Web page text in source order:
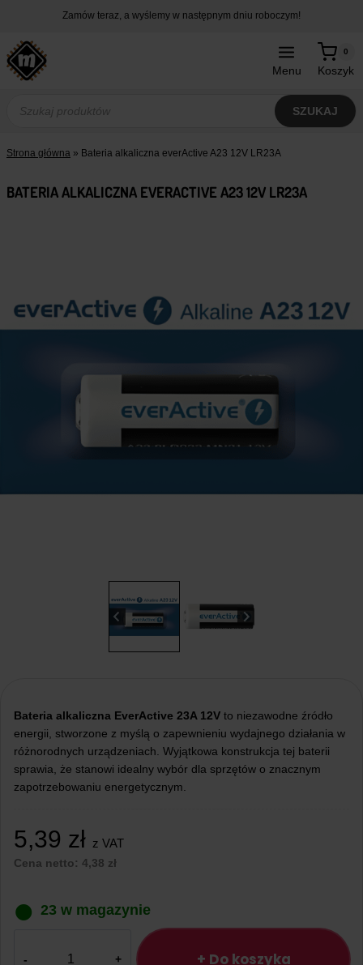
treści
Zamów teraz, a wyślemy w następnym dniu roboczym!
Menu Koszyk
0
produktów
SZUKAJ
Strona główna » Bateria alkaliczna everActive A23 12V LR23A
BATERIA ALKALICZNA EVERACTIVE A23 12V LR23A
Bateria alkaliczna EverActive 23A 12V to niezawodne źródło
energii, stworzone z myślą o zapewnieniu wydajnego działania w
różnorodnych urządzeniach. Wyjątkowa konstrukcja tej baterii
sprawia, że stanowi idealny wybór dla sprzętów o znacznym
zapotrzebowaniu energetycznym.
5,39 zł z VAT
Cena netto: 4,38 zł
23 w magazynie
+ Do koszyka